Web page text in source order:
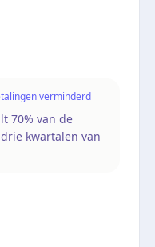
verminderd
70% van de
kwartalen van